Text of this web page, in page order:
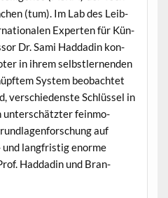
(tum). Im Lab des Leib­
Experten für Kün­
Dr. Sami Had­dadin kon­
in ihrem selb­stler­nen­den
Sys­tem beobachtet
ver­schieden­ste Schlüs­sel in
unter­schätzter fein­mo­
auf
langfristig enorme
Had­dadin und Bran­